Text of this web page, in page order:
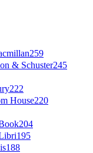
259
& Schuster245
222
House220
204
195
188